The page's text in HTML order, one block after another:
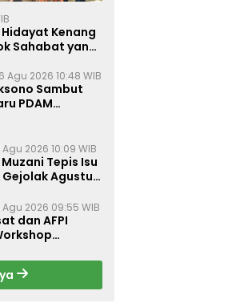
Kenang
Sahabat yang
Agu 2026 10:48 WIB
Sambut
PDAM
2026 10:09 WIB
Tepis Isu
Gejolak Agustus
Persatuan
2026 09:55 WIB
dan AFPI
dan
Publik